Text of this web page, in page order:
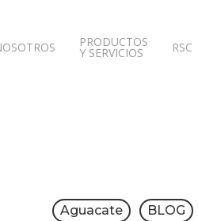
PRODUCTOS
Y SERVICIOS RSC
Aguacate BLOG